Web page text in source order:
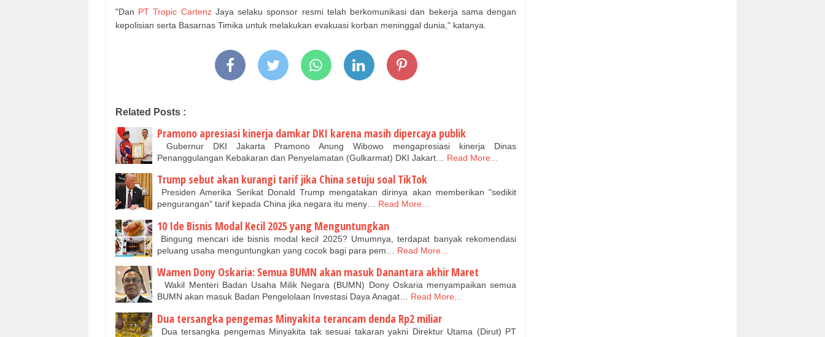
"Dan PT Tropic CartenzJaya selaku sponsor resmi telah berkomunikasi dan bekerja sama dengan
kepolisian serta Basarnas Timika untuk melakukan evakuasi korban meninggal dunia," katanya.
Related Posts :
Pramono apresiasi kinerja damkar DKI karena masih dipercaya publik
Gubernur DKI Jakarta Pramono Anung Wibowo mengapresiasi kinerja Dinas
Penanggulangan Kebakaran dan Penyelamatan (Gulkarmat) DKI Jakart…
Read More...
Trump sebut akan kurangi tarif jika China setuju soal TikTok
Presiden Amerika Serikat Donald Trump mengatakan dirinya akan memberikan "sedikit
pengurangan" tarif kepada China jika negara itu meny… Read More...
10 Ide Bisnis Modal Kecil 2025 yang Menguntungkan
Bingung mencari ide bisnis modal kecil 2025? Umumnya, terdapat banyak rekomendasi
peluang usaha menguntungkan yang cocok bagi para pem…
Read More...
Wamen Dony Oskaria: Semua BUMN akan masuk Danantara akhir Maret
Wakil Menteri Badan Usaha Milik Negara (BUMN) Dony Oskaria menyampaikan semua
BUMN akan masuk Badan Pengelolaan Investasi Daya Anagat… Read More...
Dua tersangka pengemas Minyakita terancam denda Rp2 miliar
Dua tersangka pengemas Minyakita tak sesuai takaran yakni Direktur Utama (Dirut) PT